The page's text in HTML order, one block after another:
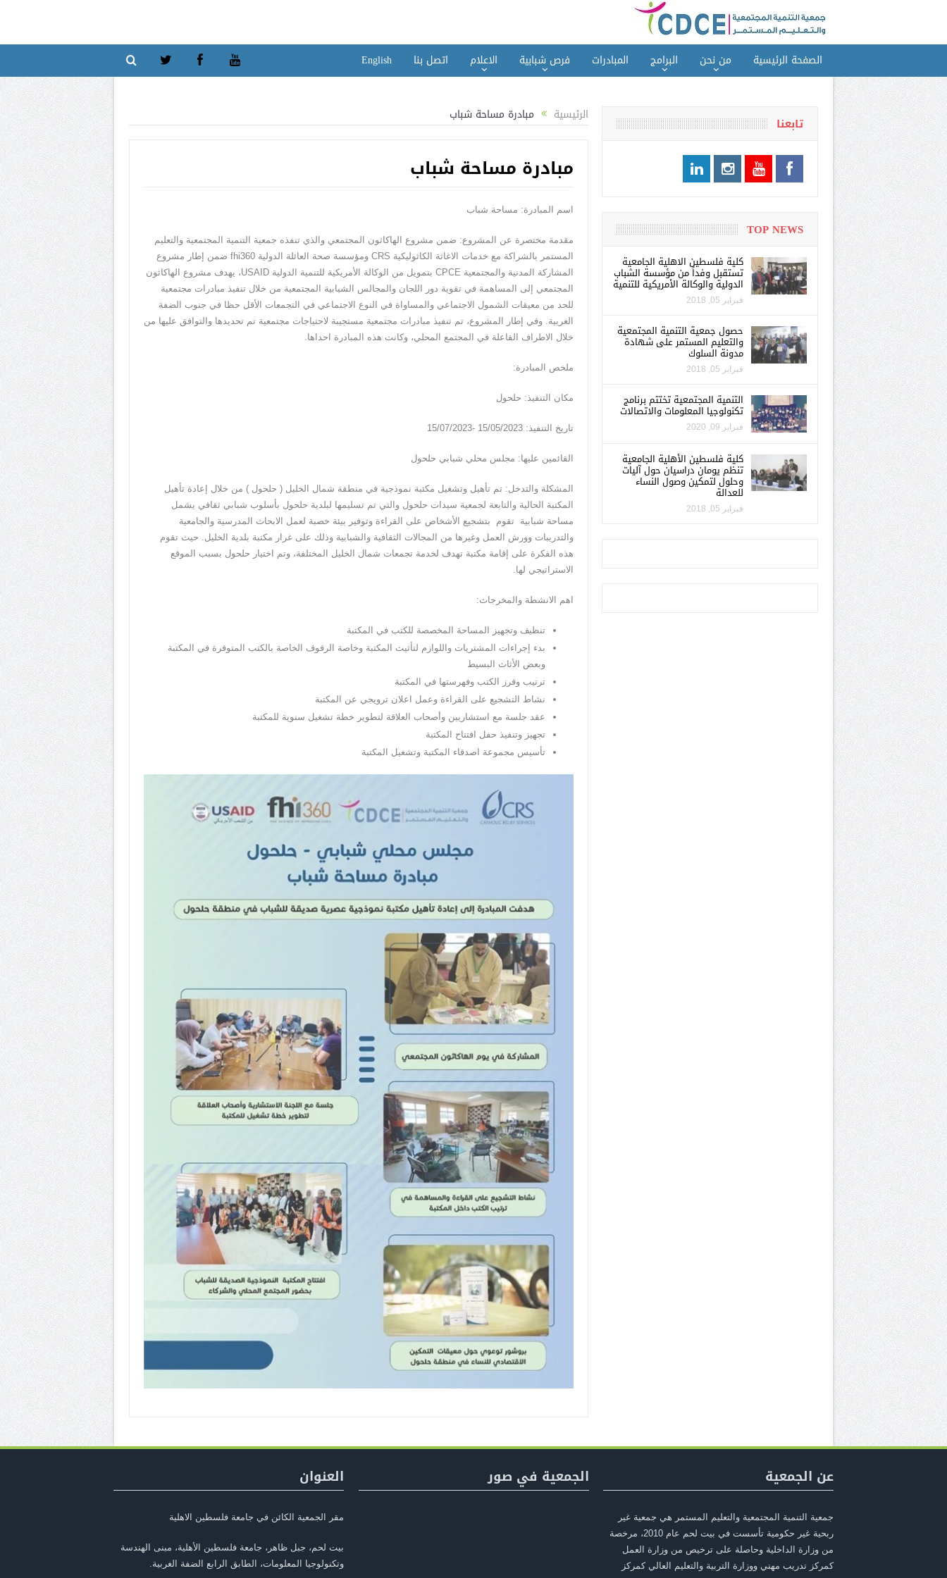
الصفحة الرئيسية من نحن البرامج المبادرات فرص شبابية الاعلام اتصل بنا English
الرئيسية مبادرة مساحة شباب
مبادرة مساحة شباب
اسم المبادرة: مساحة شباب
مقدمة مختصرة عن المشروع: ضمن مشروع الهاكاثون المجتمعي والذي تنفذه جمعية التنمية المجتمعية والتعليم
المستمر بالشراكة مع خدمات الاغاثة الكاثوليكية CRS ومؤسسة صحة العائلة الدولية fhi360 ضمن إطار مشروع
المشاركة المدنية والمجتمعية CPCE بتمويل من الوكالة الأمريكية للتنمية الدولية USAID، يهدف مشروع الهاكاثون
المجتمعي إلى المساهمة في تقوية دور اللجان والمجالس الشبابية المجتمعية من خلال تنفيذ مبادرات مجتمعية
للحد من معيقات الشمول الاجتماعي والمساواة في النوع الاجتماعي في التجمعات الأقل حظا في جنوب الضفة
الغربية. وفي إطار المشروع، تم تنفيذ مبادرات مجتمعية مستجيبة لاحتياجات مجتمعية تم تحديدها والتوافق عليها من
خلال الاطراف الفاعلة في المجتمع المحلي، وكانت هذه المبادرة احداها.
ملخص المبادرة:
مكان التنفيذ: حلحول
تاريخ التنفيذ: 15/05/2023 -15/07/2023
القائمين عليها: مجلس محلي شبابي حلحول
المشكلة والتدخل: تم تأهيل وتشغيل مكتبة نموذجية في منطقة شمال الخليل ( حلحول ) من خلال إعادة تأهيل
المكتبة الحالية والتابعة لجمعية سيدات حلحول والتي تم تسليمها لبلدية حلحول بأسلوب شبابي ثقافي يشمل
مساحة شبابية تقوم بتشجيع الأشخاص على القراءة وتوفير بيئة خصبة لعمل الابحاث المدرسية والجامعية
والتدريبات وورش العمل وغيرها من المجالات الثقافية والشبابية وذلك على غرار مكتبة بلدية الخليل. حيث تقوم
هذه الفكرة على إقامة مكتبة تهدف لخدمة تجمعات شمال الخليل المختلفة، وتم اختيار حلحول بسبب الموقع
الاستراتيجي لها.
اهم الانشطة والمخرجات:
تنظيف وتجهيز المساحة المخصصة للكتب في المكتبة
بدء إجراءات المشتريات واللوازم لتأثيث المكتبة وخاصة الرفوف الخاصة بالكتب المتوفرة في المكتبة
وبعض الأثاث البسيط
ترتيب وفرز الكتب وفهرستها في المكتبة
نشاط التشجيع على القراءة وعمل اعلان ترويجي عن المكتبة
عقد جلسة مع استشاريين وأصحاب العلاقة لتطوير خطة تشغيل سنوية للمكتبة
تجهيز وتنفيذ حفل افتتاح المكتبة
تأسيس مجموعة اصدقاء المكتبة وتشغيل المكتبة
تابعنا
TOP NEWS
كلية فلسطين الاهلية الجامعية
تستقبل وفداً من مؤسسة الشباب
الدولية والوكالة الأمريكية للتنمية
فبراير 05, 2018
حصول جمعية التنمية المجتمعية
والتعليم المستمر على شهادة
مدونة السلوك
فبراير 05, 2018
التنمية المجتمعية تختتم برنامج
تكنولوجيا المعلومات والاتصالات
فبراير 09, 2020
كلية فلسطين الأهلية الجامعية
تنظم يومان دراسيان حول آليات
وحلول لتمكين وصول النساء
للعدالة
فبراير 05, 2018
عن الجمعية
جمعية التنمية المجتمعية والتعليم المستمر هي جمعية غير
ربحية غير حكومية تأسست في بيت لحم عام 2010، مرخصة
من وزارة الداخلية وحاصلة على ترخيص من وزارة العمل
كمركز تدريب مهني ووزارة التربية والتعليم العالي كمركز
الجمعية في صور العنوان
مقر الجمعية الكائن في جامعة فلسطين الاهلية
بيت لحم، جبل ظاهر، جامعة فلسطين الأهلية، مبنى الهندسة
وتكنولوجيا المعلومات، الطابق الرابع الضفة الغربية.